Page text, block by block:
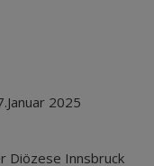
2025
Diözese Innsbruck